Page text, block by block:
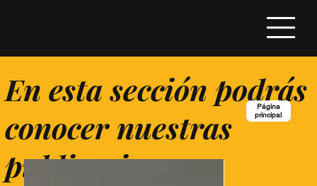
En esta sección podrás
conocer nuestras
publicaciones
Página
principal